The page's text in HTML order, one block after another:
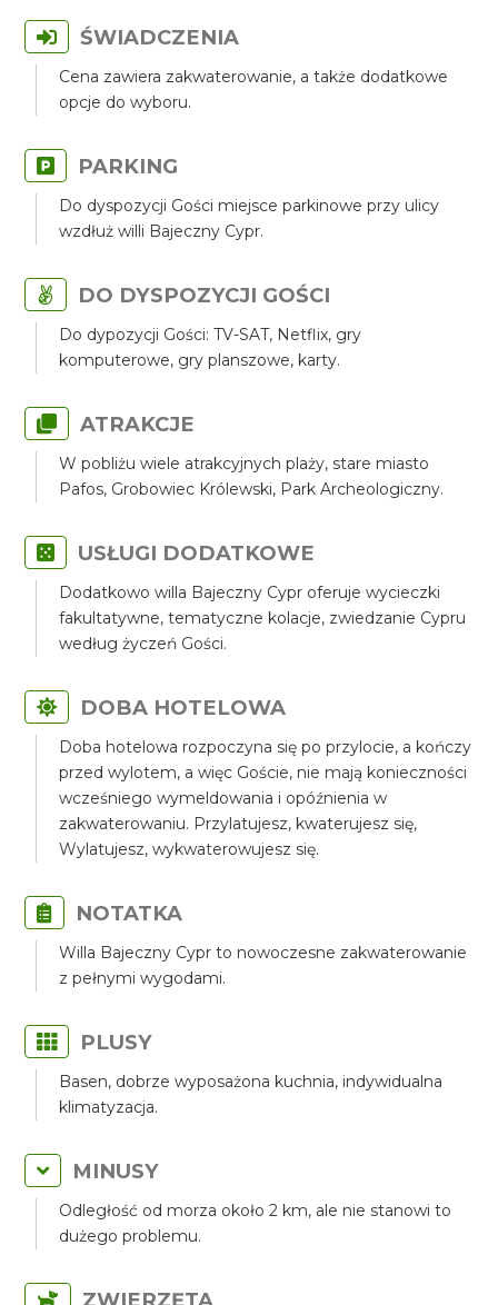
ŚWIADCZENIA
Cena zawiera zakwaterowanie, a także dodatkowe
opcje do wyboru.
PARKING
Do dyspozycji Gości miejsce parkinowe przy ulicy
wzdłuż willi Bajeczny Cypr.
DO DYSPOZYCJI GOŚCI
Do dypozycji Gości: TV-SAT, Netflix, gry
komputerowe, gry planszowe, karty.
ATRAKCJE
W pobliżu wiele atrakcyjnych plaży, stare miasto
Pafos, Grobowiec Królewski, Park Archeologiczny.
USŁUGI DODATKOWE
Dodatkowo willa Bajeczny Cypr oferuje wycieczki
fakultatywne, tematyczne kolacje, zwiedzanie Cypru
według życzeń Gości.
DOBA HOTELOWA
Doba hotelowa rozpoczyna się po przylocie, a kończy
przed wylotem, a więc Goście, nie mają konieczności
wcześniego wymeldowania i opóźnienia w
zakwaterowaniu. Przylatujesz, kwaterujesz się,
Wylatujesz, wykwaterowujesz się.
NOTATKA
Willa Bajeczny Cypr to nowoczesne zakwaterowanie
z pełnymi wygodami.
PLUSY
Basen, dobrze wyposażona kuchnia, indywidualna
klimatyzacja.
MINUSY
Odległość od morza około 2 km, ale nie stanowi to
dużego problemu.